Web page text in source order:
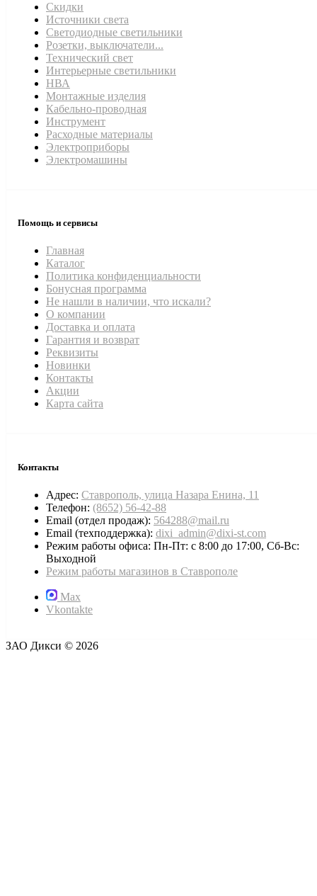
Скидки
Источники света
Светодиодные светильники
Розетки, выключатели...
Технический свет
Интерьерные светильники
НВА
Монтажные изделия
Кабельно-проводная
Инструмент
Расходные материалы
Электроприборы
Электромашины
Помощь и сервисы
Главная
Каталог
Политика конфиденциальности
Бонусная программа
Не нашли в наличии, что искали?
О компании
Доставка и оплата
Гарантия и возврат
Реквизиты
Новинки
Контакты
Акции
Карта сайта
Контакты
Адрес: Ставрополь, улица Назара Енина, 11
Телефон: (8652) 56-42-88
Email (отдел продаж): 564288@mail.ru
Email (техподдержка): dixi_admin@dixi-st.com
Режим работы офиса: Пн-Пт: с 8:00 до 17:00, Сб-Вс:
Выходной
Режим работы магазинов в Ставрополе
Max
Vkontakte
ЗАО Дикси © 2026